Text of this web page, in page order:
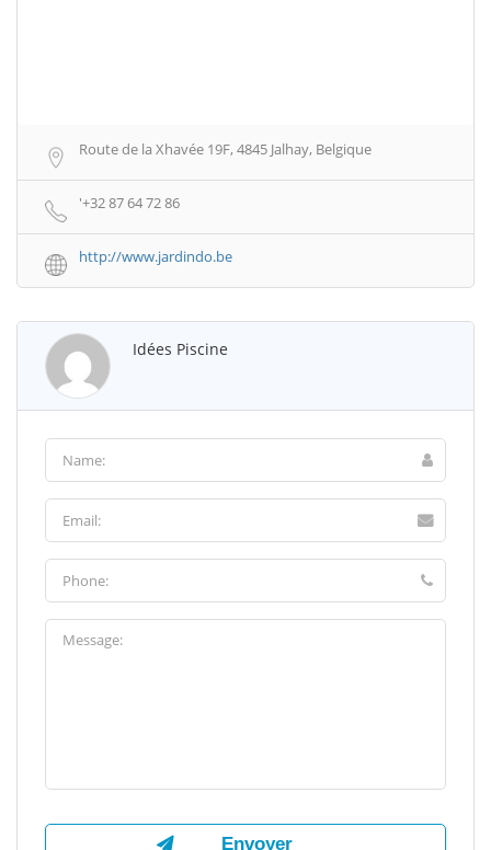
Route de la Xhavée 19F, 4845 Jalhay, Belgique
'+32 87 64 72 86
http://www.jardindo.be
Idées Piscine